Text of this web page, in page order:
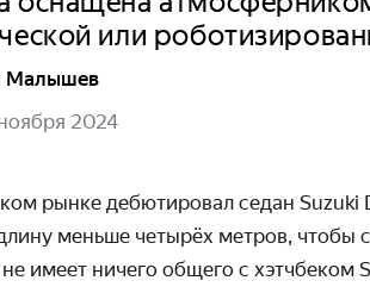
или
Малышев
2024
рынке дебютировал седан Suzuki
меньше четырёх метров, чтобы
имеет ничего общего с хэтчбеком